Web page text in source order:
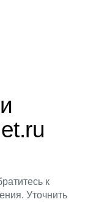
к
Уточнить